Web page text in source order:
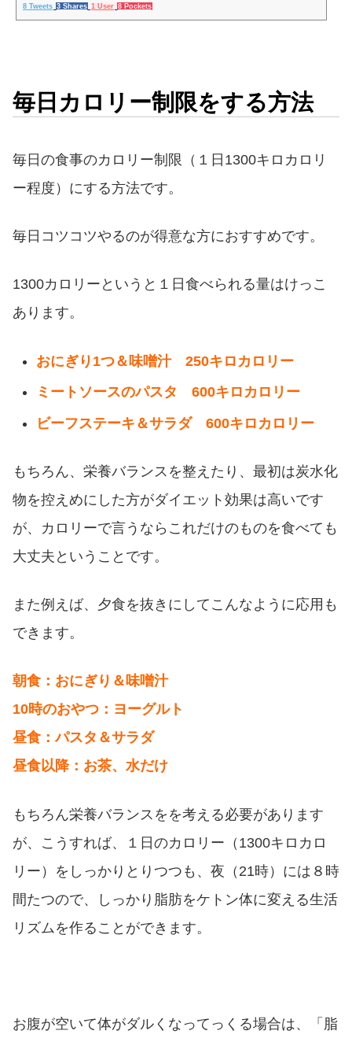
8 Tweets 3 Shares 1 User 8 Pockets
毎日カロリー制限をする方法
毎日の食事のカロリー制限（１日1300キロカロリ
ー程度）にする方法です。
毎日コツコツやるのが得意な方におすすめです。
1300カロリーというと１日食べられる量はけっこ
あります。
おにぎり1つ＆味噌汁 250キロカロリー
ミートソースのパスタ 600キロカロリー
ビーフステーキ＆サラダ 600キロカロリー
もちろん、栄養バランスを整えたり、最初は炭水化
物を控えめにした方がダイエット効果は高いです
が、カロリーで言うならこれだけのものを食べても
大丈夫ということです。
また例えば、夕食を抜きにしてこんなように応用も
できます。
朝食：おにぎり＆味噌汁
10時のおやつ：ヨーグルト
昼食：パスタ＆サラダ
昼食以降：お茶、水だけ
もちろん栄養バランスをを考える必要があります
が、こうすれば、１日のカロリー（1300キロカロ
リー）をしっかりとりつつも、夜（21時）には８時
間たつので、しっかり脂肪をケトン体に変える生活
リズムを作ることができます。
お腹が空いて体がダルくなってっくる場合は、「脂